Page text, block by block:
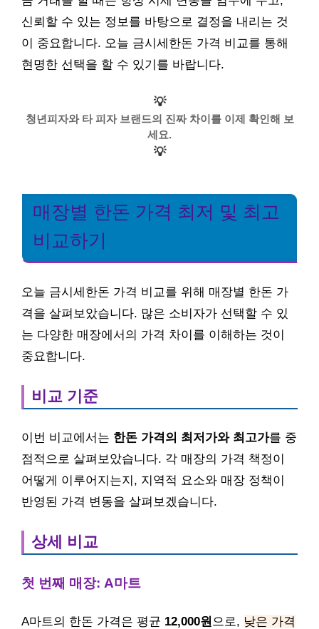
신뢰할 수 있는 정보를 바탕으로 결정을 내리는 것
이 중요합니다. 오늘 금시세한돈 가격 비교를 통해
현명한 선택을 할 수 있기를 바랍니다.
💡
청년피자와 타 피자 브랜드의 진짜 차이를 이제 확인해 보
세요.
💡
매장별 한돈 가격 최저 및 최고
비교하기
오늘 금시세한돈 가격 비교를 위해 매장별 한돈 가
격을 살펴보았습니다. 많은 소비자가 선택할 수 있
는 다양한 매장에서의 가격 차이를 이해하는 것이
중요합니다.
비교 기준
이번 비교에서는 한돈 가격의 최저가와 최고가를 중
점적으로 살펴보았습니다. 각 매장의 가격 책정이
어떻게 이루어지는지, 지역적 요소와 매장 정책이
반영된 가격 변동을 살펴보겠습니다.
상세 비교
첫 번째 매장: A마트
A마트의 한돈 가격은 평균 12,000원으로, 낮은 가격